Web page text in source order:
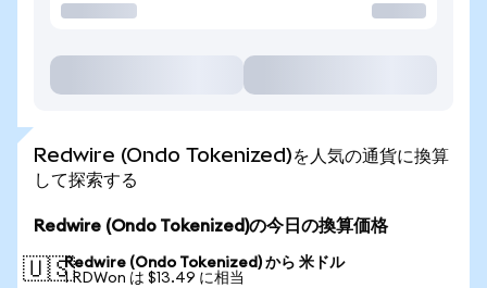
Redwire (Ondo Tokenized)を人気の通貨に換算
して探索する
Redwire (Ondo Tokenized)の今日の換算価格
🇺🇸Redwire (Ondo Tokenized) から 米ドル
1 RDWon は $13.49 に相当